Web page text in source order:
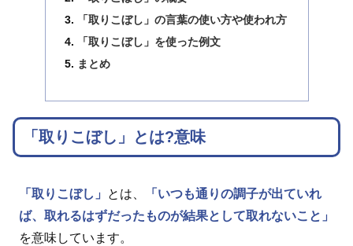
「取りこぼし」の言葉の使い方や使われ方
「取りこぼし」を使った例文
まとめ
「取りこぼし」とは?意味
「取りこぼし」 とは、
「いつも通りの調子が出ていれ
ば、取れるはずだったものが結果として取れないこと」
を意味しています。